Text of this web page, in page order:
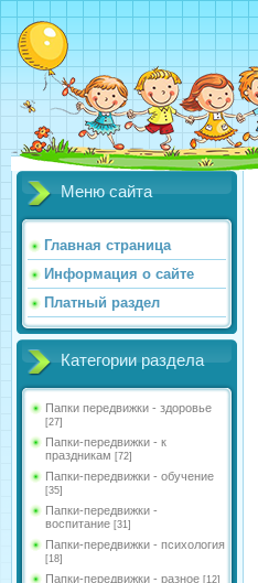
Меню сайта
Главная страница
Информация о сайте
Платный раздел
Категории раздела
Папки передвижки - здоровье
[27]
Папки-передвижки - к
праздникам [72]
Папки-передвижки - обучение
[35]
Папки-передвижки -
воспитание [31]
Папки-передвижки - психология
[18]
Папки-передвижки - разное [12]